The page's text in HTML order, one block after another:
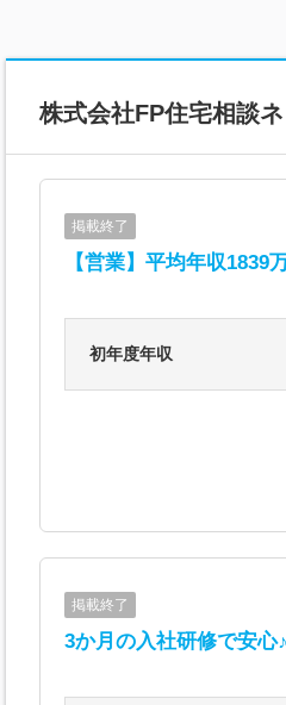
株式会社FP住宅相談
掲載終了
【営業】平均年収1839
初年度年収
掲載終了
3か月の入社研修で安